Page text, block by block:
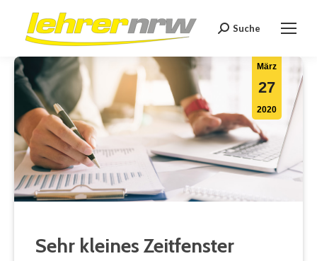
Search:
Suche
März
27
2020
Sehr kleines Zeitfenster